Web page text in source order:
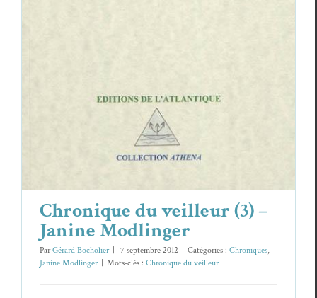
Chronique du veilleur (3) –
Janine Modlinger
ParGérard Bocholier 7 septembre 2012 Catégories : Chroniques,
Janine Modlinger
Mots-clés : Chronique du veilleur